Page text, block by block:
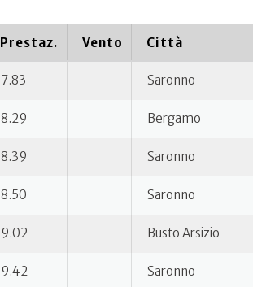
Prestaz. Vento Città
7.83 Saronno
8.29 Bergamo
8.39 Saronno
8.50 Saronno
9.02 Busto Arsizio
9.42 Saronno